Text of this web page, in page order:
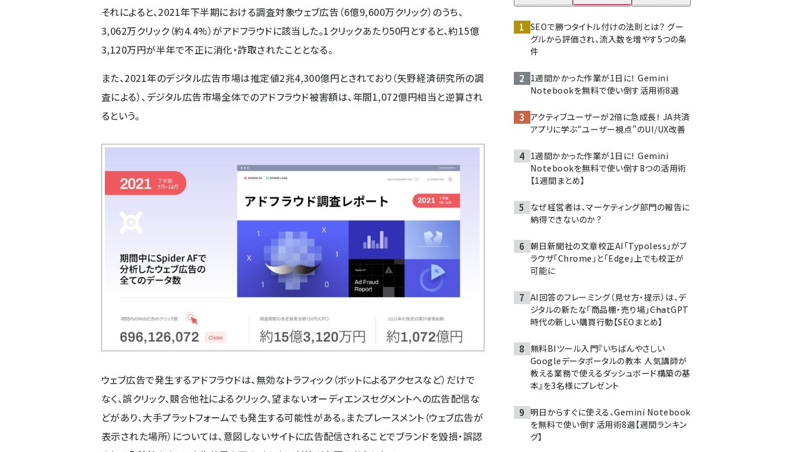
それによると、2021年下半期における調査対象ウェブ広告（6億9,600万クリック）のうち、
3,062万クリック（約4.4%）がアドフラウドに該当した。1クリックあたり50円とすると、約15億
3,120万円が半年で不正に消化・詐取されたこととなる。
また、2021年のデジタル広告市場は推定値2兆4,300億円とされており（矢野経済研究所の調
査による）、デジタル広告市場全体でのアドフラウド被害額は、年間1,072億円相当と逆算され
るという。
ウェブ広告で発生するアドフラウドは、無効なトラフィック（ボットによるアクセスなど）だけで
なく、誤クリック、競合他社によるクリック、望まないオーディエンスセグメントへの広告配信な
どがあり、大手プラットフォームでも発生する可能性がある。またプレースメント（ウェブ広告が
表示された場所）については、意図しないサイトに広告配信されることでブランドを毀損・誤認
SEOで勝つタイトル付けの法則とは？ グー
グルから評価され、流入数を増やす5つの条
件
1週間かかった作業が1日に！ Gemini
Notebookを無料で使い倒す活用術8選
アクティブユーザーが2倍に急成長！ JA共済
アプリに学ぶ“ユーザー視点”のUI/UX改善
1週間かかった作業が1日に！ Gemini
Notebookを無料で使い倒す8つの活用術
【1週間まとめ】
なぜ経営者は、マーケティング部門の報告に
納得できないのか？
朝日新聞社の文章校正AI「Typoless」がブ
ラウザ「Chrome」と「Edge」上でも校正が
可能に
AI回答のフレーミング（見せ方・提示）は、デ
ジタルの新たな「商品棚・売り場」――ChatGPT
時代の新しい購買行動【SEOまとめ】
無料BIツール入門『いちばんやさしい
Googleデータポータルの教本 人気講師が
教える業務で使えるダッシュボード構築の基
本』を3名様にプレゼント
明日からすぐに使える、Gemini Notebook
を無料で使い倒す活用術8選【週間ランキン
グ】